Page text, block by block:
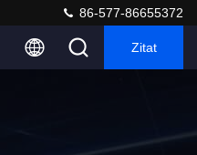
86-577-86655372
Zitat